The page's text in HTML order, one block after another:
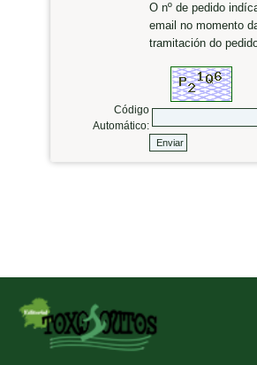
O nº de pedido
email no momento
tramitación do
Código
Automático: